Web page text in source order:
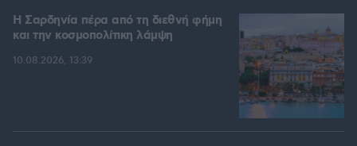
Η Σαρδηνία πέρα από τη διεθνή φήμη
και την κοσμοπολίτικη λάμψη
10.08.2026, 13:39